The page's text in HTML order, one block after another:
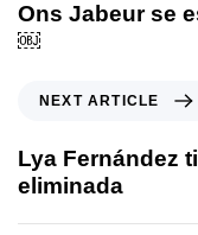
Ons Jabeur se
￼
NEXT ARTICLE
Lya Fernández
eliminada